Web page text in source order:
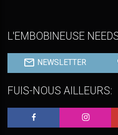
L'EMBOBINEUSE
NEWSLETTER
FUIS-NOUS AILLEURS:
L'Embobineuse sur